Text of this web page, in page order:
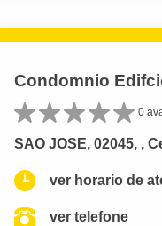
Condomnio
0
SAO JOSE, 02045, ,
ver horario de
ver telefone